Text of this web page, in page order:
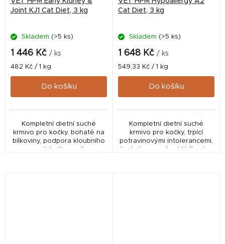
Joint KJ1 Cat Diet, 3 kg
Skladem (>5 ks)
1 446 Kč / ks
Měrná
cena:
482 Kč / 1 kg
Do košíku
Kompletní dietní suché
krmivo pro kočky, bohaté na
bílkoviny, podpora kloubního
metabolismu při
Cat Diet, 3 kg
Skladem (>5 ks)
1 648 Kč / ks
Měrná
cena:
549,33 Kč / 1 kg
Do košíku
Kompletní dietní suché
krmivo pro kočky, trpící
potravinovými intolerancemi,
hydrolyzované rybí bílkoviny